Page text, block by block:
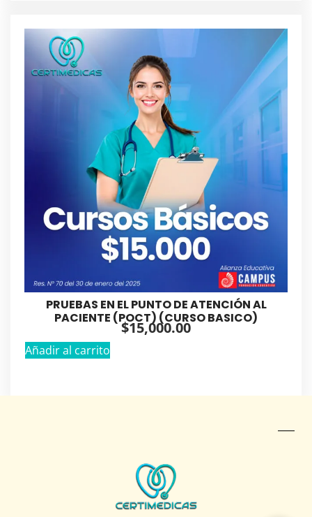
PRUEBAS EN EL PUNTO DE ATENCIÓN AL
PACIENTE (POCT) (CURSO BASICO)
$15,000.00
Añadir al carrito